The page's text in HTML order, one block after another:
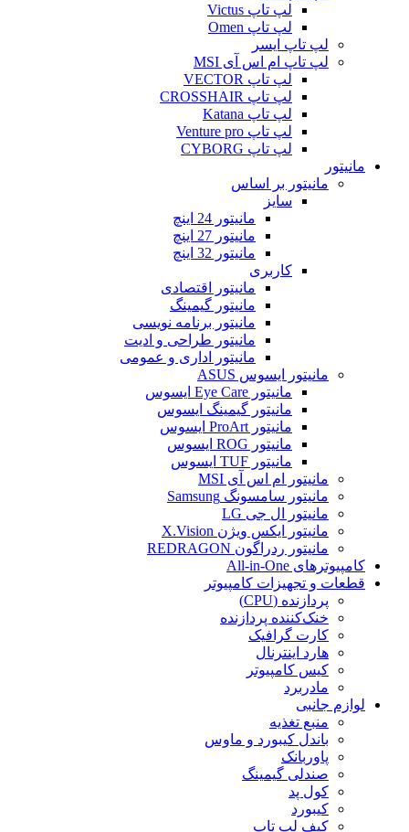
لپ تاپ Victus
لپ تاپ Omen
لپ تاپ ایسر
لپ تاپ ام اس آی MSI
لپ تاپ VECTOR
لپ تاپ CROSSHAIR
لپ تاپ Katana
لپ تاپ Venture pro
لپ تاپ CYBORG
مانیتور
مانیتور بر اساس
سایز
مانیتور 24 اینچ
مانیتور 27 اینچ
مانیتور 32 اینچ
کاربری
مانیتور اقتصادی
مانیتور گیمینگ
مانیتور برنامه نویسی
مانیتور طراحی و ادیت
مانیتور اداری و عمومی
مانیتور ایسوس ASUS
مانیتور Eye Care ایسوس
مانیتور گیمینگ ایسوس
مانیتور ProArt ایسوس
مانیتور ROG ایسوس
مانیتور TUF ایسوس
مانیتور ام اس آی MSI
مانیتور سامسونگ Samsung
مانیتور ال جی LG
مانیتور ایکس ویژن X.Vision
مانیتور ردراگون REDRAGON
کامپیوترهای All-in-One
قطعات و تجهیزات کامپیوتر
پردازنده (CPU)
خنک‌کننده پردازنده
کارت گرافیک
هارد اینترنال
کیس کامپیوتر
مادربرد
لوازم جانبی
منبع تغذیه
باندل کیبورد و ماوس
پاوربانک
صندلی گیمینگ
کول پد
کیبورد
کیف لپ تاپ